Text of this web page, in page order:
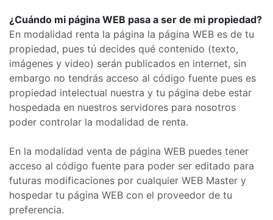
¿Cuándo mi página WEB pasa a ser de mi propiedad?
En modalidad renta la página la página WEB es de tu
propiedad, pues tú decides qué contenido (texto,
imágenes y video) serán publicados en internet, sin
embargo no tendrás acceso al código fuente pues es
propiedad intelectual nuestra y tu página debe estar
hospedada en nuestros servidores para nosotros
poder controlar la modalidad de renta.
En la modalidad venta de página WEB puedes tener
acceso al código fuente para poder ser editado para
futuras modificaciones por cualquier WEB Master y
hospedar tu página WEB con el proveedor de tu
preferencia.